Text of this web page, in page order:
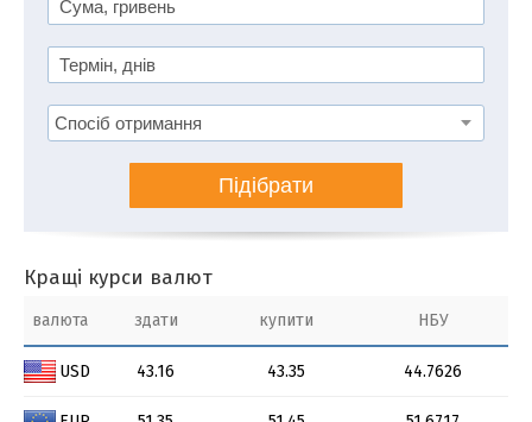
Підібрати
Кращі курси валют
валюта здати купити НБУ
USD 43.16 43.35 44.7626